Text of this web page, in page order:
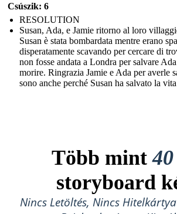
Csúszik: 6
RESOLUTION
Susan, Ada, e Jamie ritorno al loro
Susan è stata bombardata mentre erano
disperatamente scavando per cercare di
non fosse andata a Londra per salvare
morire. Ringrazia Jamie e Ada per averle
sono anche perché Susan ha salvato la
Több mint
storyboard
Nincs Letöltés, Nincs